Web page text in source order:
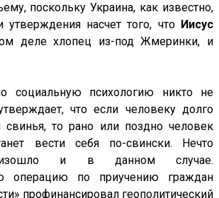
поскольку Украина, как известно,
утверждения насчет того, что Иисус
деле хлопец из-под Жмеринки, и
социальную психологию никто не
что если человеку долго
свинья, то рано или поздно человек
вести себя по-свински. Нечто
и в данном случае.
операцию по приучению граждан
профинансировал геополитический